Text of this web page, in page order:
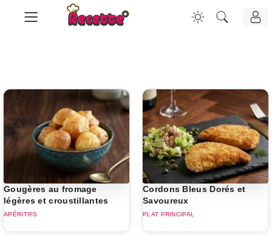
Gougères au fromage
légères et croustillantes
APÉRITIFS
Cordons Bleus Dorés et
Savoureux
PLAT PRINCIPAL